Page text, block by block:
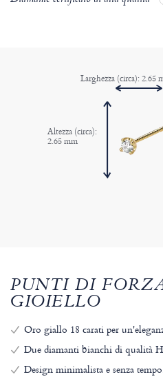
Altezza (circa):
2.65 mm
Larghezza (circa): 2.65
PUNTI DI
GIOIELLO
Oro giallo 18 carati per
Due diamanti bianchi di qualità
Design minimalista e senza